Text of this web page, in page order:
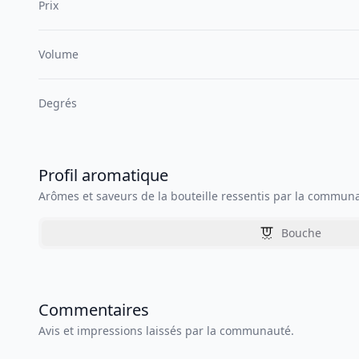
Prix
Volume
Degrés
Profil aromatique
Arômes et saveurs de la bouteille ressentis par la
Bouche
Commentaires
Avis et impressions laissés par la communauté.